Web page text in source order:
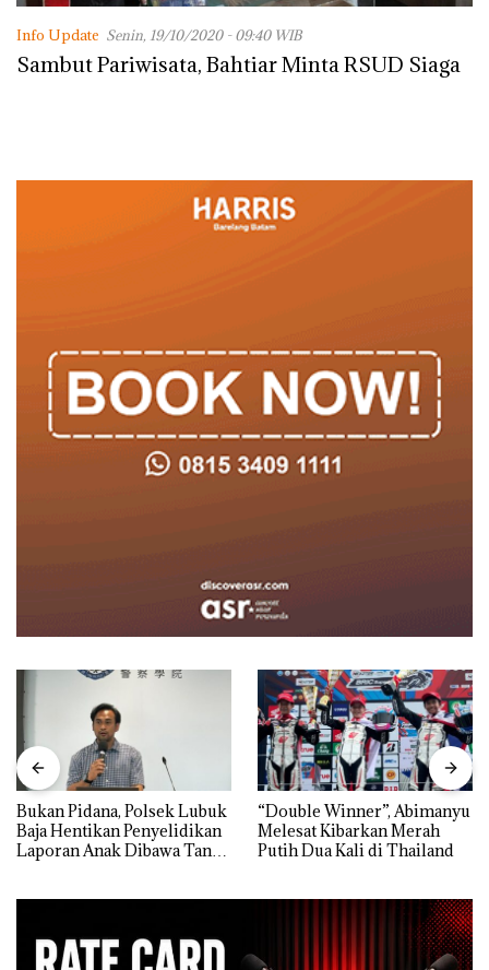
Info Update Senin, 19/10/2020 - 09:40 WIB
Sambut Pariwisata, Bahtiar Minta RSUD Siaga
Bukan Pidana, Polsek Lubuk
Baja Hentikan Penyelidikan
Laporan Anak Dibawa Tanpa
“Double Winner”, Abimanyu
Melesat Kibarkan Merah
Putih Dua Kali di Thailand